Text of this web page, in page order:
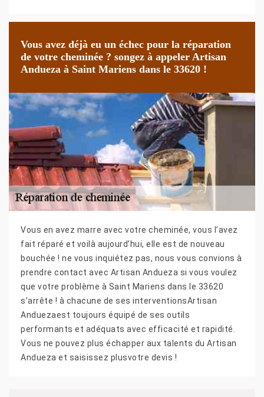
Vous avez déjà eu un échec pour la réparation
de votre cheminée ? songez à appeler Artisan
Andueza à Saint Mariens dans le 33620 !
Vous en avez marre avec votre cheminée, vous l’avez
fait réparé et voilà aujourd’hui, elle est de nouveau
bouchée ! ne vous inquiétez pas, nous vous convions à
prendre contact avec Artisan Andueza si vous voulez
que votre problème à Saint Mariens dans le 33620
s’arrête ! à chacune de ses interventionsArtisan
Anduezaest toujours équipé de ses outils
performants et adéquats avec efficacité et rapidité.
Vous ne pouvez plus échapper aux talents du Artisan
Andueza et saisissez plusvotre devis !